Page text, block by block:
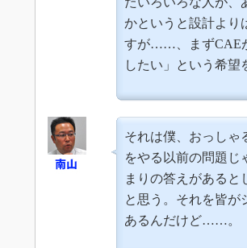
かというと設計より
すが……、まずCAE
したい」という希望
それは僕、おっしゃ
をやる以前の問題
まりの答えがあると
と思う。それを皆が
あるんだけど……。